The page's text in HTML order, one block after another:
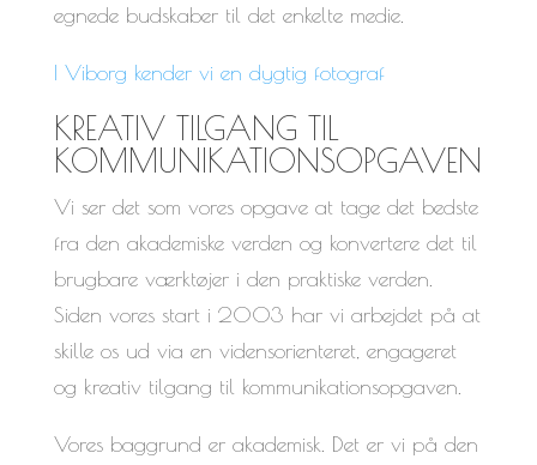
egnede budskaber til det enkelte medie.
I Viborg kender vi en dygtig fotograf
KREATIV TILGANG TIL
KOMMUNIKATIONSOPGAVEN
Vi ser det som vores opgave at tage det bedste
fra den akademiske verden og konvertere det til
brugbare værktøjer i den praktiske verden.
Siden vores start i 2003 har vi arbejdet på at
skille os ud via en vidensorienteret, engageret
og kreativ tilgang til kommunikationsopgaven.
Vores baggrund er akademisk. Det er vi på den